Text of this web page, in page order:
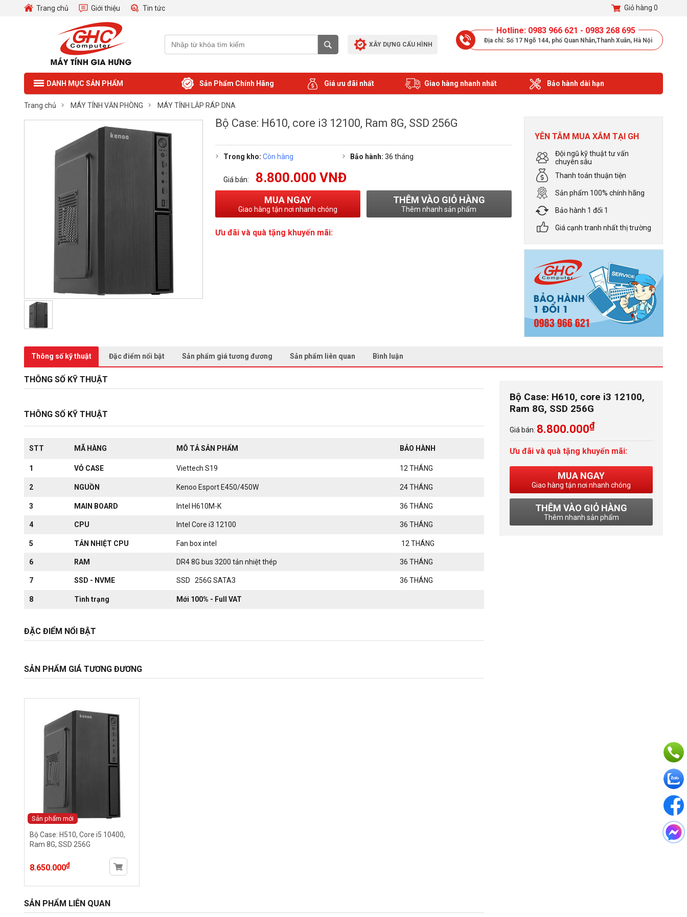
Trang chủ Giới thiệu Tin tức Giỏ hàng 0
XÂY DỰNG CẤU HÌNH
Hotline: 0983 966 621 - 0983 268 695
Địa chỉ: Số 17 Ngõ 144, phố Quan Nhân,Thanh Xuân, Hà Nội
DANH MỤC SẢN PHẨM Sản Phẩm Chính Hãng Giá ưu đãi nhất Giao hàng nhanh nhất Bảo hành dài hạn
Trang chủ MÁY TÍNH VĂN PHÒNG MÁY TÍNH LẮP RÁP DNA
Bộ Case: H610, core i3 12100, Ram 8G, SSD 256G
Trong kho: Còn hàng Bảo hành: 36 tháng
Giá bán: 8.800.000 VNĐ
MUA NGAY
Giao hàng tận nơi nhanh chóng
THÊM VÀO GIỎ HÀNG
Thêm nhanh sản phẩm
Ưu đãi và quà tặng khuyến mãi:
YÊN TÂM MUA XẮM TẠI GH
Đội ngũ kỹ thuật tư vấn
chuyên sâu
Thanh toán thuận tiện
Sản phẩm 100% chính hãng
Bảo hành 1 đổi 1
Giá cạnh tranh nhất thị trường
Thông số kỹ thuật Đặc điểm nổi bật Sản phẩm giá tương đương Sản phẩm liên quan Bình luận
THÔNG SỐ KỸ THUẬT
THÔNG SỐ KỸ THUẬT
STT MÃ HÀNG MÔ TẢ SẢN PHẨM BẢO HÀNH
1 VỎ CASE Viettech S19 12 THÁNG
2 NGUỒN Kenoo Esport E450/450W 24 THÁNG
3 MAIN BOARD Intel H610M-K 36 THÁNG
4 CPU Intel Core i3 12100 36 THÁNG
5 TẢN NHIỆT CPU Fan box intel 12 THÁNG
6 RAM DR4 8G bus 3200 tản nhiệt thép 36 THÁNG
7 SSD - NVME SSD 256G SATA3 36 THÁNG
8 Tình trạng Mới 100% - Full VAT
ĐẶC ĐIỂM NỔI BẬT
SẢN PHẨM GIÁ TƯƠNG ĐƯƠNG
Sản phẩm mới
Bộ Case: H510, Core i5 10400,
Ram 8G, SSD 256G
8.650.000₫
SẢN PHẨM LIÊN QUAN
Bộ Case: H610, core i3 12100,
Ram 8G, SSD 256G
Giá bán: 8.800.000₫
Ưu đãi và quà tặng khuyến mãi:
MUA NGAY
Giao hàng tận nơi nhanh chóng
THÊM VÀO GIỎ HÀNG
Thêm nhanh sản phẩm